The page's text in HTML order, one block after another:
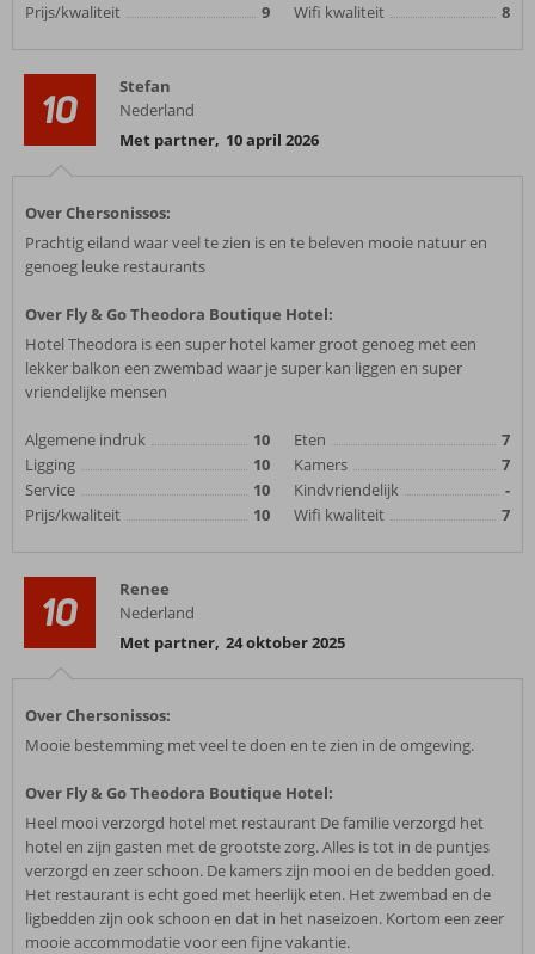
Prijs/kwaliteit
9
Wifi kwaliteit
8
10
Stefan
Nederland
Met partner, 10 april 2026
Over Chersonissos:
Prachtig eiland waar veel te zien is en te beleven mooie natuur en
genoeg leuke restaurants
Over Fly & Go Theodora Boutique Hotel:
Hotel Theodora is een super hotel kamer groot genoeg met een
lekker balkon een zwembad waar je super kan liggen en super
vriendelijke mensen
Algemene indruk
10
Ligging
10
Service
10
Prijs/kwaliteit
10
Eten
7
Kamers
7
Kindvriendelijk
-
Wifi kwaliteit
7
10
Renee
Nederland
Met partner, 24 oktober 2025
Over Chersonissos:
Mooie bestemming met veel te doen en te zien in de omgeving.
Over Fly & Go Theodora Boutique Hotel:
Heel mooi verzorgd hotel met restaurant De familie verzorgd het
hotel en zijn gasten met de grootste zorg. Alles is tot in de puntjes
verzorgd en zeer schoon. De kamers zijn mooi en de bedden goed.
Het restaurant is echt goed met heerlijk eten. Het zwembad en de
ligbedden zijn ook schoon en dat in het naseizoen. Kortom een zeer
mooie accommodatie voor een fijne vakantie.